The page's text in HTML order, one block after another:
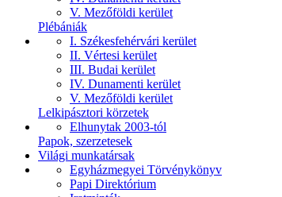
V. Mezőföldi kerület
Plébániák
I. Székesfehérvári kerület
II. Vértesi kerület
III. Budai kerület
IV. Dunamenti kerület
V. Mezőföldi kerület
Lelkipásztori körzetek
Elhunytak 2003-tól
Papok, szerzetesek
Világi munkatársak
Egyházmegyei Törvénykönyv
Papi Direktórium